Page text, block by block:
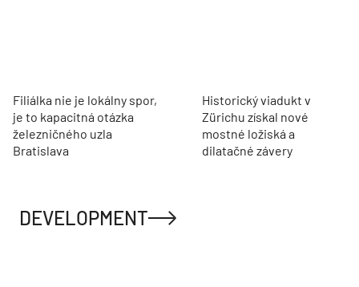
Filiálka nie je lokálny spor,
je to kapacitná otázka
železničného uzla
Bratislava
Historický viadukt v
Zürichu získal nové
mostné ložiská a
dilatačné závery
DEVELOPMENT